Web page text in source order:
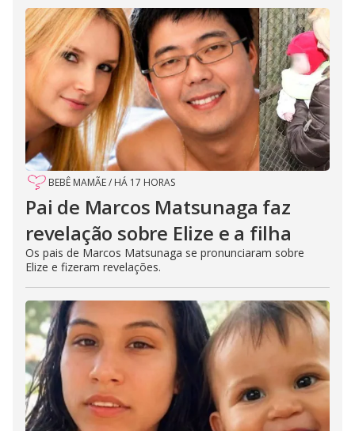
BEBÊ MAMÃE/ HÁ 17 HORAS
Pai de Marcos Matsunaga faz
revelação sobre Elize e a filha
Os pais de Marcos Matsunaga se pronunciaram sobre
Elize e fizeram revelações.